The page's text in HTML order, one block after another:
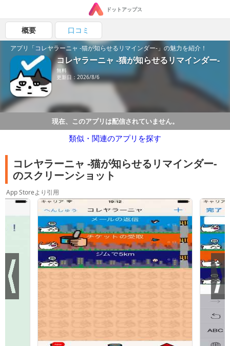
ドットアップス
概要 口コミ
アプリ「コレヤラーニャ -猫が知らせるリマインダー-」の魅力を紹介！
コレヤラーニャ -猫が知らせるリマインダー-
無料
更新日：2026/8/6
現在、このアプリは配信されていません。
類似・関連のアプリを探す
コレヤラーニャ -猫が知らせるリマインダー-
のスクリーンショット
App Storeより引用